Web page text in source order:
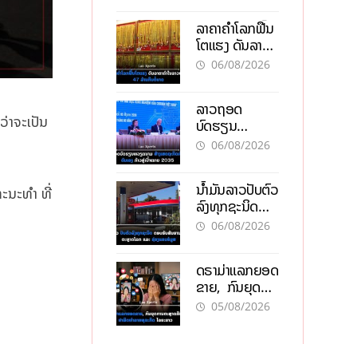
ຈະເປັນ
ນະທຳ ທີ່
ລາຄາຄຳໂລກຟື້ນ
ໂຕແຮງ ດັນລາຄາ
ຄຳໃນລາວທະລຸ
06/08/2026
ລາວຖອດ
ບົດຮຽນ
ຫວຽດນາມ ສ້າງ
ເປົ້າໝາຍ 2035
06/08/2026
ນໍ້າມັນລາວປັບຕົວ
ລົງທຸກຊະນິດ
ຕອບຮັບສັນຍານ
ແຄບຮໍມູສ
06/08/2026
ດຣາມ່າແລກຍອດ
ຂາຍ, ກົນຍຸດ
ການຕະຫຼາດສີ
05/08/2026